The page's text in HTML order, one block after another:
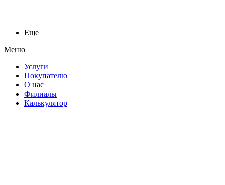
Еще
Меню
Услуги
Покупателю
О нас
Филиалы
Калькулятор